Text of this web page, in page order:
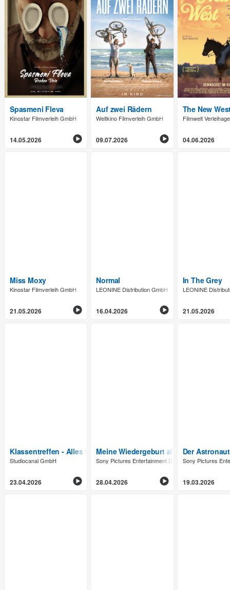
Spasmeni Fleva
Kinostar Filmverleih GmbH
14.05.2026
Auf zwei Rädern
Weltkino Filmverleih GmbH
09.07.2026
The New
Filmwelt
04.06.2026
Miss Moxy
Kinostar Filmverleih GmbH
21.05.2026
Normal
LEONINE Distribution GmbH
16.04.2026
In The Grey
LEONINE
21.05.2026
Klassentreffen - Alles beim Alten
Studiocanal GmbH
23.04.2026
Meine Wiedergeburt als Schleim in
Sony Pictures Entertainment Deutschland GmbH
28.04.2026
Der
Sony Pictures
19.03.2026